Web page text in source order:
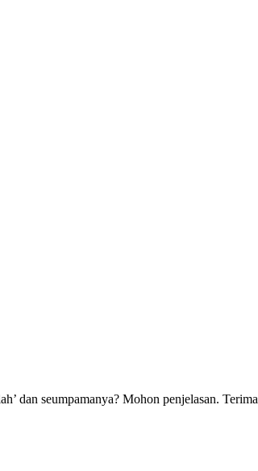
dan seumpamanya? Mohon penjelasan.